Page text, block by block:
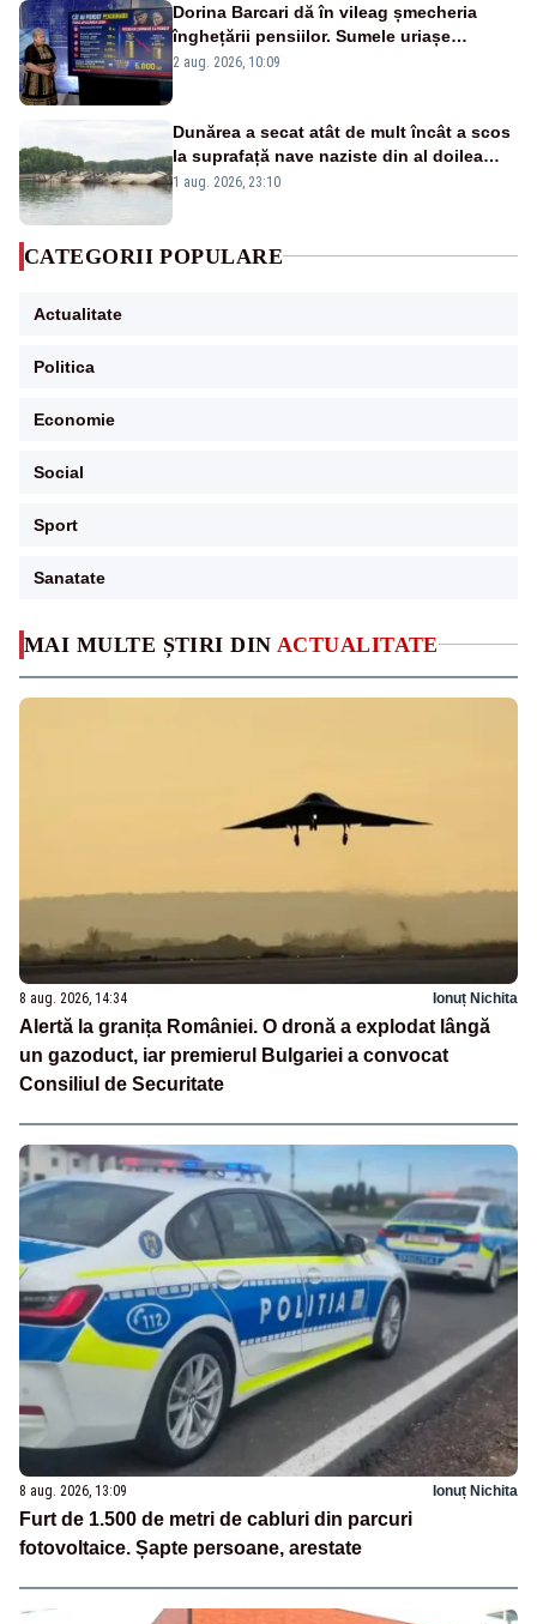
MAI MULTE ȘTIRI DIN ACTUALITATE
8 aug. 2026, 14:34 Ionuț Nichita
Alertă la granița României. O dronă a explodat lângă
un gazoduct, iar premierul Bulgariei a convocat
Consiliul de Securitate
8 aug. 2026, 13:09 Ionuț Nichita
Furt de 1.500 de metri de cabluri din parcuri
fotovoltaice. Șapte persoane, arestate
Dorina Barcari dă în vileag șmecheria
înghețării pensiilor. Sumele uriașe
pierdute de fiecare român
2 aug. 2026, 10:09
Dunărea a secat atât de mult încât a scos
la suprafață nave naziste din al doilea
război mondial
1 aug. 2026, 23:10
CATEGORII POPULARE
Actualitate
Politica
Economie
Social
Sport
Sanatate